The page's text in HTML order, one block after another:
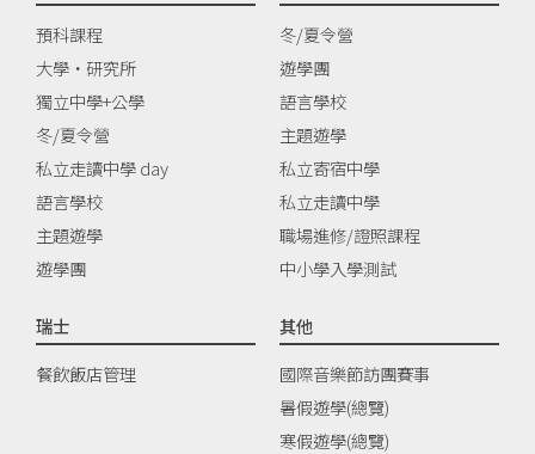
預科課程
大學‧研究所
獨立中學+公學
冬/夏令營
私立走讀中學 day
語言學校
主題遊學
遊學團
冬/夏令營
遊學團
語言學校
主題遊學
私立寄宿中學
私立走讀中學
職場進修/證照課程
中小學入學測試
瑞士
餐飲飯店管理
其他
國際音樂節訪團賽事
暑假遊學(總覽)
寒假遊學(總覽)